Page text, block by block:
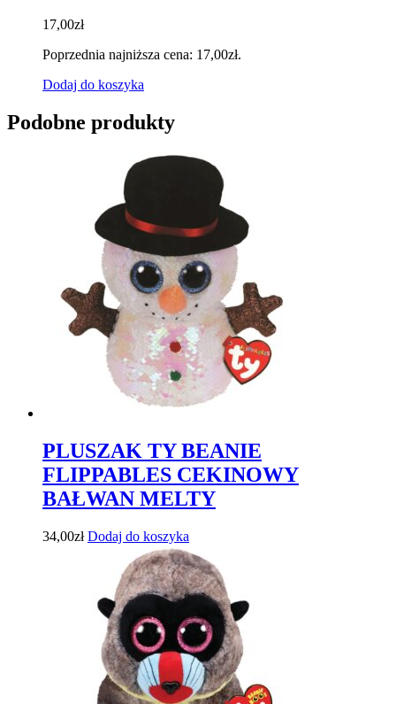
17,00zł
Poprzednia najniższa cena: 17,00zł.
Dodaj do koszyka
Podobne produkty
PLUSZAK TY BEANIE
FLIPPABLES CEKINOWY
BAŁWAN MELTY
34,00zł Dodaj do koszyka